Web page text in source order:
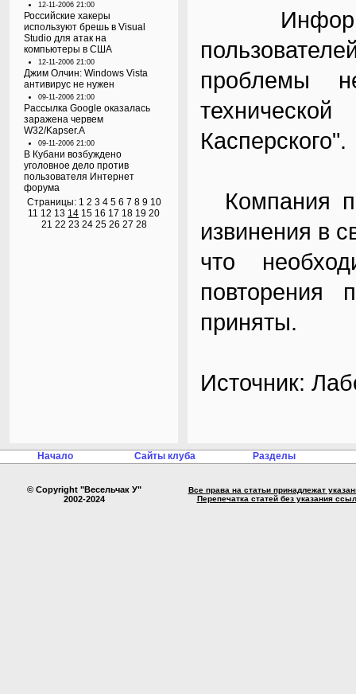
12-11-2006 21:00
Российские хакеры
используют брешь в Visual
Studio для атак на
компьютеры в США
12-11-2006 21:00
Джим Олчин: Windows Vista
антивирус не нужен
09-11-2006 21:00
Рассылка Google оказалась
заражена червем
W32/Kapser.A
09-11-2006 21:00
В Кубани возбуждено
уголовное дело против
пользователя Интернет
форума
Страницы: 1 2 3 4 5 6 7 8 9 10
11 12 13 14 15 16 17 18 19 20
21 22 23 24 25 26 27 28
проблемы
Касперского".
Компания
извинения в
что
повторения
приняты.
Источник:
Начало Сайты клуба Разделы
© Copyright "Весельчак У"
2002-2024
Все права на статьи принадлежат
Перепечатка статей без указания